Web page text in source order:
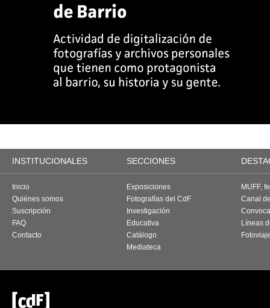
INSTITUCIONALES SECCIONES
Inicio
Quiénes somos
Suscripción
FAQ
Contacto
Exposiciones
Fotografías del CdF
Investigación
Educativa
Catálogo
Mediateca
MUFF,
Canal
Líneas